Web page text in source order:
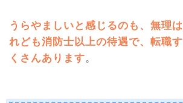
うらやましいと感じるのも、無理
れども消防士以上の待遇で、転職
くさんあります。